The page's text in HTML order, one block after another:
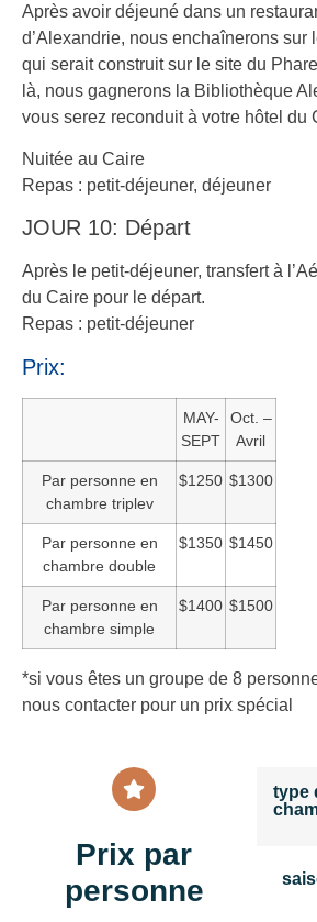
Après avoir déjeuné dans un
d’Alexandrie, nous enchaînerons sur
qui serait construit sur le site du
là, nous gagnerons la Bibliothèque
vous serez reconduit à votre hôtel du
Nuitée au Caire
Repas : petit-déjeuner, déjeuner
JOUR 10: Départ
Après le petit-déjeuner, transfert à
du Caire pour le départ.
Repas : petit-déjeuner
Prix:
MAY-
SEPT
Oct. –
Avril
Par personne en
chambre triplev
$1250 $1300
Par personne en
chambre double
$1350 $1450
Par personne en
chambre simple
$1400 $1500
*si vous êtes un groupe de 8
nous contacter pour un prix spécial
Prix par
personne
type